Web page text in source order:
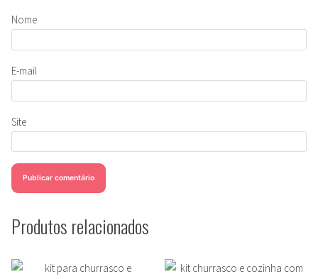
Nome
E-mail
Site
Produtos relacionados